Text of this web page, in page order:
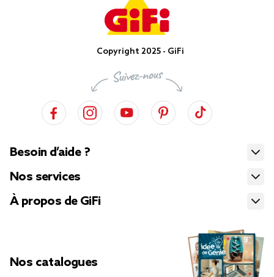
Copyright 2025 - GiFi
Besoin d’aide ?
Nos services
À propos de GiFi
Nos catalogues